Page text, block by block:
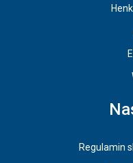
Regulamin